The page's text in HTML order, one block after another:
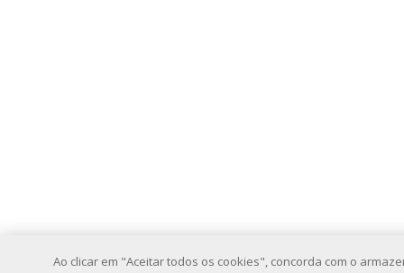
Ao clicar em "Aceitar todos os cookies", concorda com o